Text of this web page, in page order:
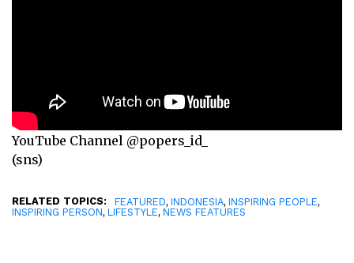
YouTube Channel @popers_id_
(sns)
RELATED TOPICS: FEATURED, INDONESIA, INSPIRING PEOPLE,
INSPIRING PERSON, LIFESTYLE, NEWS FEATURES